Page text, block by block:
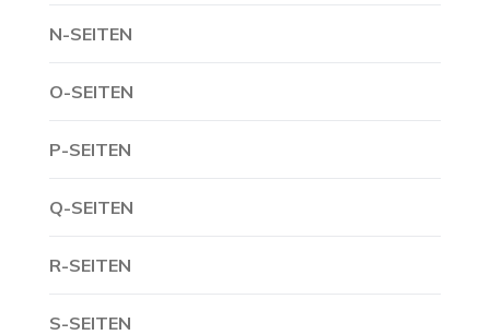
N-SEITEN
O-SEITEN
P-SEITEN
Q-SEITEN
R-SEITEN
S-SEITEN